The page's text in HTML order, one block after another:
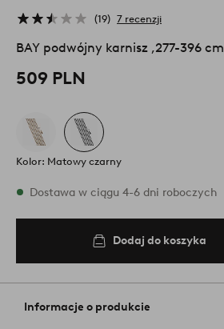
19 7 recenzji
BAY podwójny karnisz ,277-396 cm
509 PLN
Kolor: Matowy czarny
W magazynie
Dostawa w ciągu 4-6 dni roboczych
Dodaj do koszyka
Informacje o produkcie